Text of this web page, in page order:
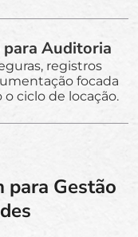
Auditoria
registros
focada
ciclo de locação.
para Gestão